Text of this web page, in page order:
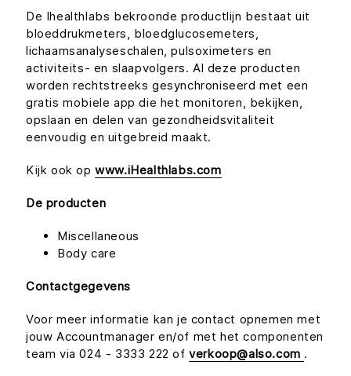
De Ihealthlabs bekroonde productlijn bestaat uit
bloeddrukmeters, bloedglucosemeters,
lichaamsanalyseschalen, pulsoximeters en
activiteits- en slaapvolgers. Al deze producten
worden rechtstreeks gesynchroniseerd met een
gratis mobiele app die het monitoren, bekijken,
opslaan en delen van gezondheidsvitaliteit
eenvoudig en uitgebreid maakt.
Kijk ook opwww.iHealthlabs.com
De producten
Miscellaneous
Body care
Contactgegevens
Voor meer informatie kan je contact opnemen met
jouw Accountmanager en/of met het componenten
team via 024 - 3333 222 ofverkoop@also.com .